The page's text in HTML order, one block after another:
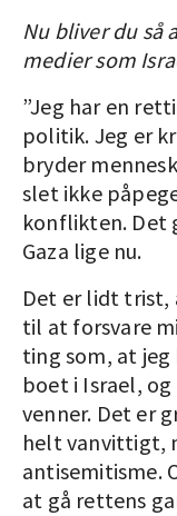
Nu bliver du så
medier som
”Jeg har en
politik. Jeg er
bryder
slet ikke
konflikten. Det
Gaza lige nu.
Det er lidt trist,
til at forsvare
ting som, at
boet i Israel,
venner. Det er
helt vanvittigt,
antisemitisme.
at gå rettens